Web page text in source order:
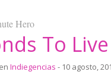
Hero
To Live
en Indiegencias - 10 agosto,